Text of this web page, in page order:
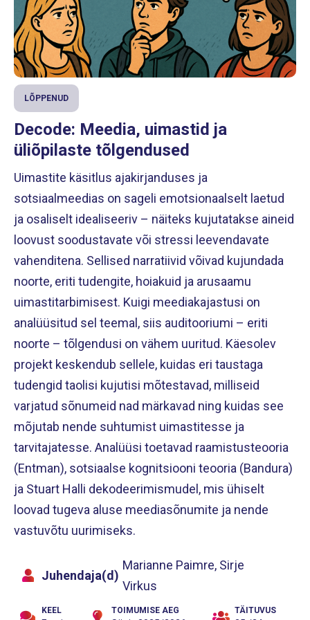
LÕPPENUD
Decode: Meedia, uimastid ja
üliõpilaste tõlgendused
Uimastite käsitlus ajakirjanduses ja
sotsiaalmeedias on sageli emotsionaalselt laetud
ja osaliselt idealiseeriv – näiteks kujutatakse aineid
loovust soodustavate või stressi leevendavate
vahenditena. Sellised narratiivid võivad kujundada
noorte, eriti tudengite, hoiakuid ja arusaamu
uimastitarbimisest. Kuigi meediakajastusi on
analüüsitud sel teemal, siis auditooriumi – eriti
noorte – tõlgendusi on vähem uuritud. Käesolev
projekt keskendub sellele, kuidas eri taustaga
tudengid taolisi kujutisi mõtestavad, milliseid
varjatud sõnumeid nad märkavad ning kuidas see
mõjutab nende suhtumist uimastitesse ja
tarvitajatesse. Analüüsi toetavad raamistusteooria
(Entman), sotsiaalse kognitsiooni teooria (Bandura)
ja Stuart Halli dekodeerimismudel, mis ühiselt
loovad tugeva aluse meediasõnumite ja nende
vastuvõtu uurimiseks.
Juhendaja(d)
Marianne Paimre, Sirje
Virkus
KEEL TOIMUMISE AEG TÄITUVUS